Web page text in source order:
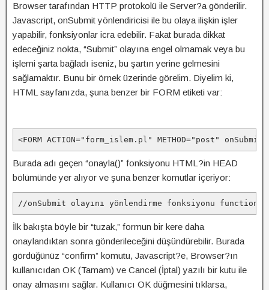
Browser tarafından HTTP protokolü ile Server?a gönderilir.
Javascript, onSubmit yönlendiricisi ile bu olaya ilişkin işler
yapabilir, fonksiyonlar icra edebilir. Fakat burada dikkat
edeceğiniz nokta, “Submit” olayına engel olmamak veya bu
işlemi şarta bağladı iseniz, bu şartın yerine gelmesini
sağlamaktır. Bunu bir örnek üzerinde görelim. Diyelim ki,
HTML sayfanızda, şuna benzer bir FORM etiketi var:
<FORM ACTION="form_islem.pl" METHOD="post"
Burada adı geçen “onayla()” fonksiyonu HTML?in HEAD
bölümünde yer alıyor ve şuna benzer komutlar içeriyor:
İlk bakışta böyle bir “tuzak,” formun bir kere daha
onaylandıktan sonra gönderileceğini düşündürebilir. Burada
gördüğünüz “confirm” komutu, Javascript?e, Browser?ın
kullanıcıdan OK (Tamam) ve Cancel (İptal) yazılı bir kutu ile
onay almasını sağlar. Kullanıcı OK düğmesini tıklarsa,